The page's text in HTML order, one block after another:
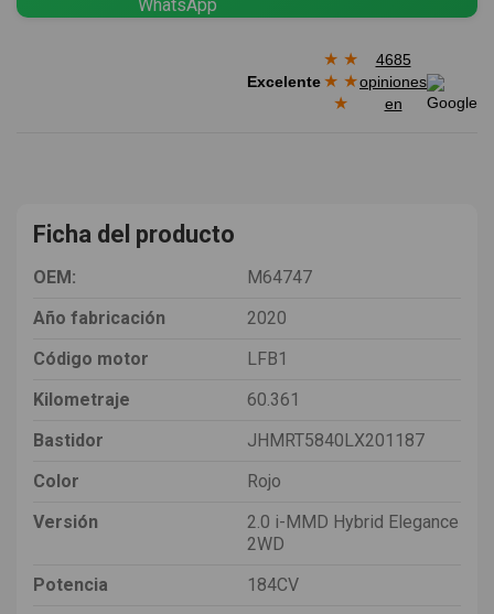
Excelente
★ ★
★ ★
★
4685
opiniones
en
Ficha del producto
OEM:
M64747
Año fabricación
2020
Código motor
LFB1
Kilometraje
60.361
Bastidor
JHMRT5840LX201187
Color
Rojo
Versión
2.0 i-MMD Hybrid Elegance
2WD
Potencia
184CV